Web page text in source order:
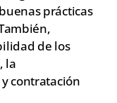
prácticas
de los
la
contratación